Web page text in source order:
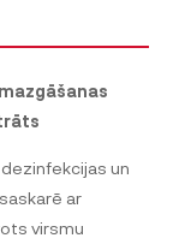
un
ar
virsmu